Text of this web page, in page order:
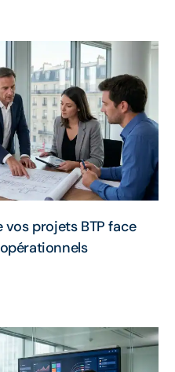
projets BTP face